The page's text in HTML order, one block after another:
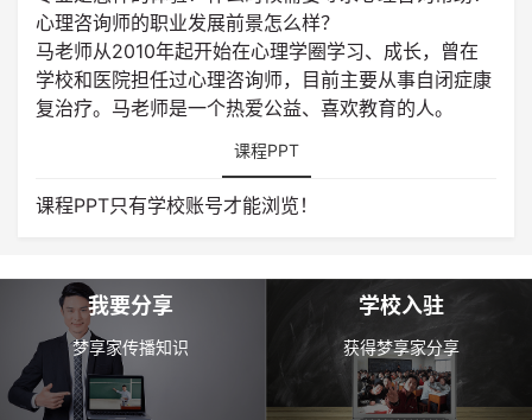
心理咨询师的职业发展前景怎么样？
马老师从2010年起开始在心理学圈学习、成长，曾在
学校和医院担任过心理咨询师，目前主要从事自闭症康
复治疗。马老师是一个热爱公益、喜欢教育的人。
课程PPT
课程PPT只有学校账号才能浏览！
我要分享
梦享家传播知识
学校入驻
获得梦享家分享